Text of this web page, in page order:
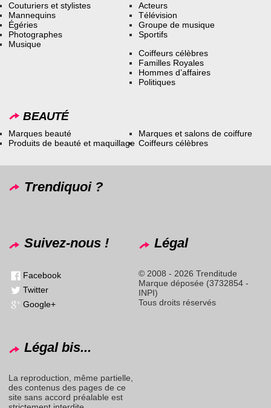
Couturiers et stylistes
Mannequins
Égéries
Photographes
Musique
Acteurs
Télévision
Groupe de musique
Sportifs
Coiffeurs célèbres
Familles Royales
Hommes d’affaires
Politiques
BEAUTÉ
Marques beauté
Produits de beauté et maquillage
Marques et salons de coiffure
Coiffeurs célèbres
Trendiquoi ?
Suivez-nous !
Facebook
Twitter
Google+
Légal
© 2008 - 2026 Trenditude
Marque déposée (3732854 -
INPI)
Tous droits réservés
Légal bis...
La reproduction, même partielle,
des contenus des pages de ce
site sans accord préalable est